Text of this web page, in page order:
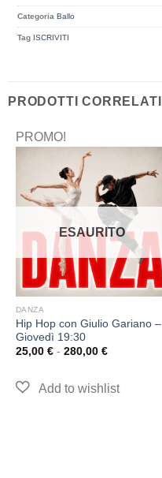
Categoria Ballo
Tag ISCRIVITI
PRODOTTI CORRELATI
PROMO!
ESAURITO
DANZA
Hip Hop con Giulio Gariano –
Giovedì 19:30
25,00 € - 280,00 €